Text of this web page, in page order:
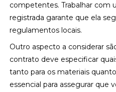
competentes. Trabalhar com
registrada garante que ela
regulamentos locais.
Outro aspecto a considerar
contrato deve especificar
tanto para os materiais
essencial para assegurar que